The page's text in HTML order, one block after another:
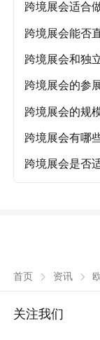
跨境展会适合
跨境展会能否
跨境展会和独
跨境展会的参
跨境展会的规
跨境展会有哪
跨境展会是否
首页 资讯
关注我们